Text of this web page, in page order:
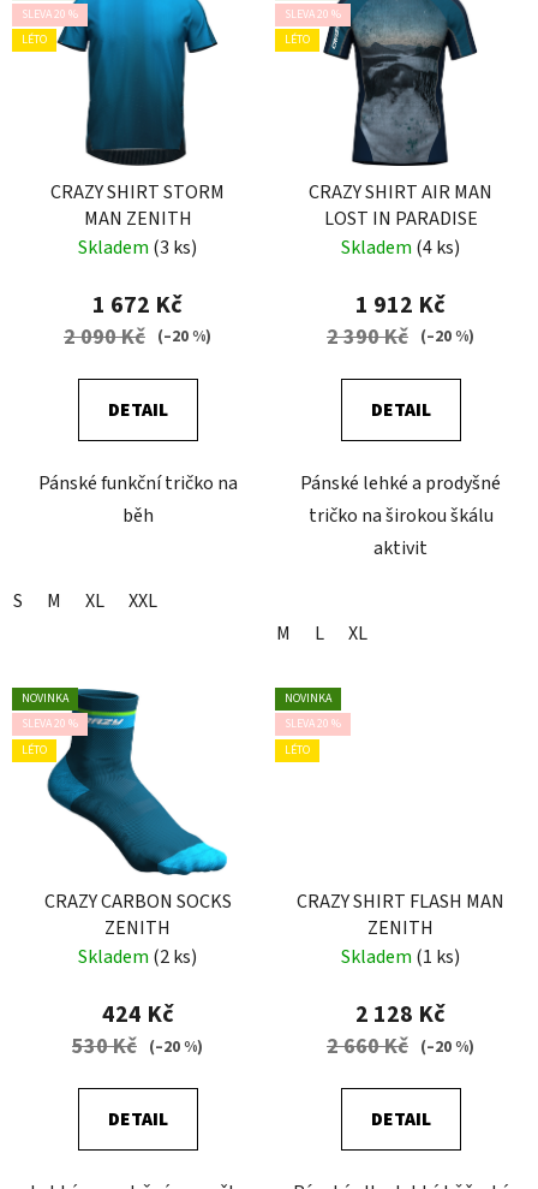
SLEVA 20 %
LÉTO
CRAZY SHIRT STORM
MAN ZENITH
Skladem (3 ks)
1 672 Kč
2 090 Kč (–20 %)
DETAIL
Pánské funkční tričko na
běh
S M XL XXL
SLEVA 20 %
LÉTO
CRAZY SHIRT AIR MAN
LOST IN PARADISE
Skladem (4 ks)
1 912 Kč
2 390 Kč (–20 %)
DETAIL
Pánské lehké a prodyšné
tričko na širokou škálu
aktivit
M L XL
NOVINKA
SLEVA 20 %
LÉTO
CRAZY CARBON SOCKS
ZENITH
Skladem (2 ks)
424 Kč
530 Kč (–20 %)
DETAIL
NOVINKA
SLEVA 20 %
LÉTO
CRAZY SHIRT FLASH MAN
ZENITH
Skladem (1 ks)
2 128 Kč
2 660 Kč (–20 %)
DETAIL